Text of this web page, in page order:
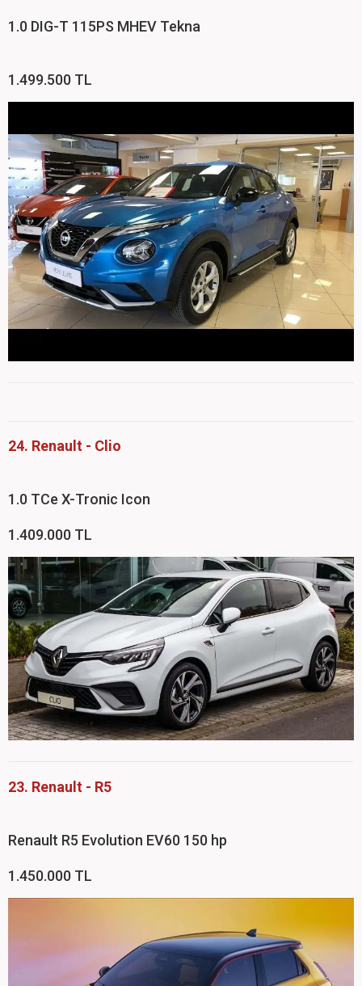
1.0 DIG-T 115PS MHEV Tekna
1.499.500 TL
24. Renault - Clio
1.0 TCe X-Tronic Icon
1.409.000 TL
23. Renault - R5
Renault R5 Evolution EV60 150 hp
1.450.000 TL